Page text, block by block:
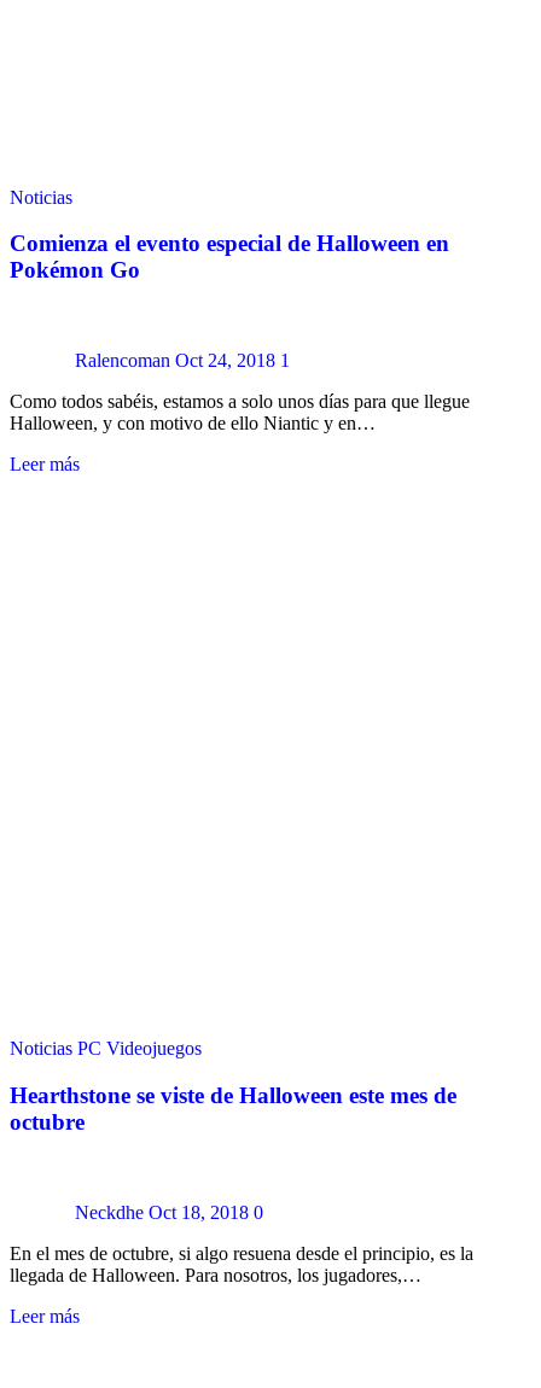
Noticias
Comienza el evento especial de Halloween en
Pokémon Go
Ralencoman Oct 24, 2018 1
Como todos sabéis, estamos a solo unos días para que llegue
Halloween, y con motivo de ello Niantic y en…
Leer más
Noticias PC Videojuegos
Hearthstone se viste de Halloween este mes de
octubre
Neckdhe Oct 18, 2018 0
En el mes de octubre, si algo resuena desde el principio, es la
llegada de Halloween. Para nosotros, los jugadores,…
Leer más